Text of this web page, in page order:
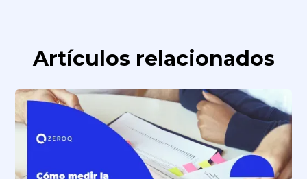
Artículos relacionados